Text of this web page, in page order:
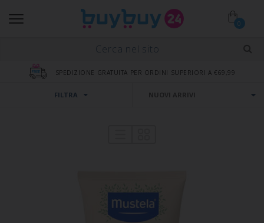
0
SPEDIZIONE GRATUITA PER ORDINI SUPERIORI A €69,99
FILTRA